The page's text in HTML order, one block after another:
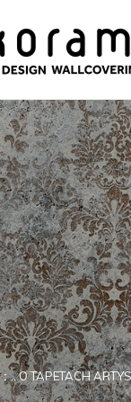
...O TAPETACH